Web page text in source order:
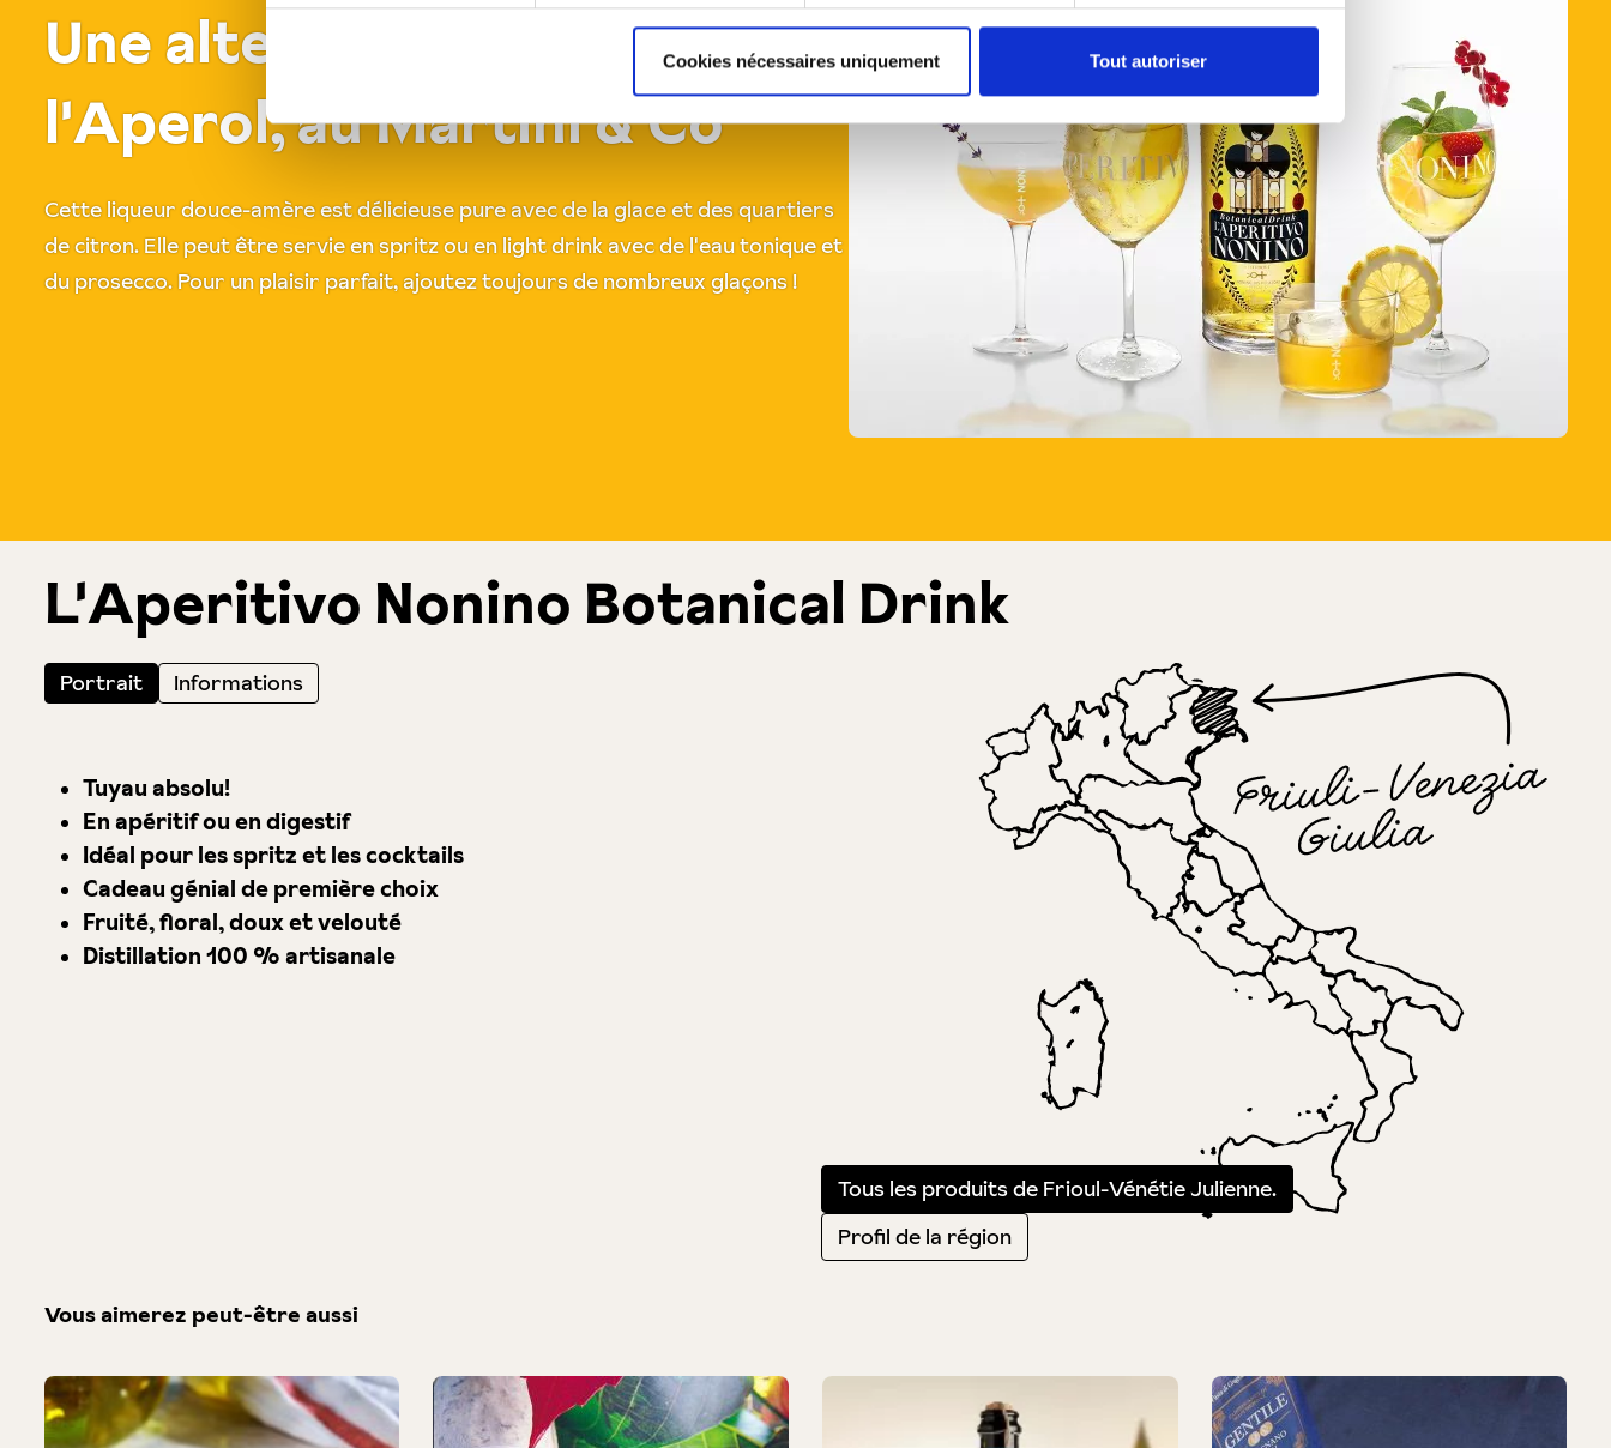
Cookies nécessaires uniquement Tout autoriser
Une alternative grandiose à
l'Aperol, au Martini & Co
Cette liqueur douce-amère est délicieuse pure avec de la glace et des quartiers
de citron. Elle peut être servie en spritz ou en light drink avec de l'eau tonique et
du prosecco. Pour un plaisir parfait, ajoutez toujours de nombreux glaçons !
L'Aperitivo Nonino Botanical Drink
Portrait Informations
Tuyau absolu!
En apéritif ou en digestif
Idéal pour les spritz et les cocktails
Cadeau génial de première choix
Fruité, floral, doux et velouté
Distillation 100 % artisanale
Profil de la région
Tous les produits de Frioul-Vénétie Julienne.
Vous aimerez peut-être aussi
Produktgalerie überspringen